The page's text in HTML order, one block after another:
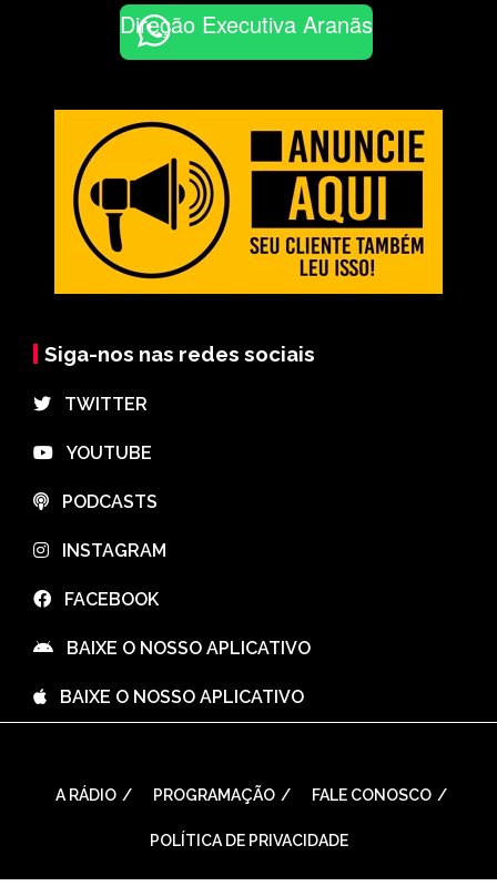
Direção Executiva Aranãs
Siga-nos nas redes sociais
⠀TWITTER
⠀YOUTUBE
⠀PODCASTS
⠀INSTAGRAM
⠀FACEBOOK
⠀BAIXE O NOSSO APLICATIVO
⠀BAIXE O NOSSO APLICATIVO
A RÁDIO PROGRAMAÇÃO FALE CONOSCO
POLÍTICA DE PRIVACIDADE